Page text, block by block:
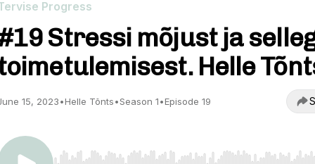
Progress
Stressi mõjust ja
Helle
15, 2023•Helle Tõnts•Season 1•Episode 19